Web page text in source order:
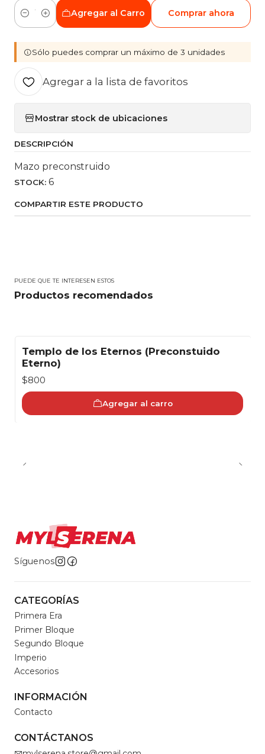
Cantidad
Agregar al Carro Comprar ahora
Sólo puedes comprar un máximo de 3 unidades
Agregar a la lista de favoritos
Mostrar stock de ubicaciones
DESCRIPCIÓN
Mazo preconstruido
STOCK: 6
COMPARTIR ESTE PRODUCTO
PUEDE QUE TE INTERESEN ESTOS
Productos recomendados
Templo de los Eternos (Preconstuido
Eterno)
$800
Agregar al carro
Síguenos
CATEGORÍAS
Primera Era
Primer Bloque
Segundo Bloque
Imperio
Accesorios
INFORMACIÓN
Contacto
CONTÁCTANOS